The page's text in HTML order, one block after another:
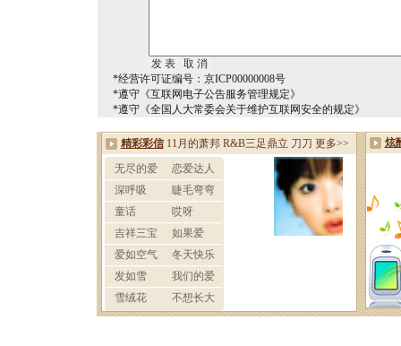
*经营许可证编号：京ICP00000008号
*遵守《互联网电子公告服务管理规定》
*遵守《全国人大常委会关于维护互联网安全的规定》